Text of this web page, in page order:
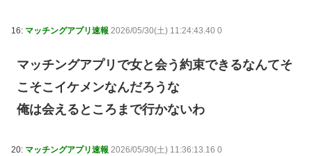
16: マッチングアプリ速報 2026/05/30(土) 11:24:43.40 0
マッチングアプリで女と会う約束できるなんてそ
こそこイケメンなんだろうな
俺は会えるところまで行かないわ
20: マッチングアプリ速報 2026/05/30(土) 11:36:13.16 0